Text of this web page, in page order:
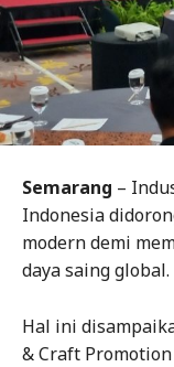
Semarang –
Indonesia
modern demi
daya saing global.
Hal ini
& Craft Promotion